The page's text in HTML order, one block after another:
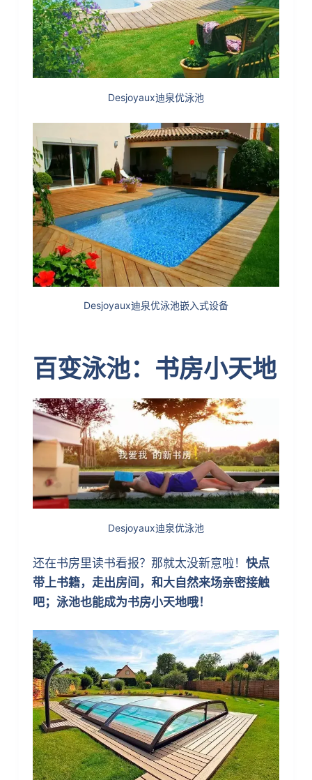
Desjoyaux迪泉优泳池
Desjoyaux迪泉优泳池嵌入式设备
百变泳池：书房小天地
Desjoyaux迪泉优泳池
还在书房里读书看报？那就太没新意啦！ 快点
带上书籍，走出房间，和大自然来场亲密接触
吧；泳池也能成为书房小天地哦！